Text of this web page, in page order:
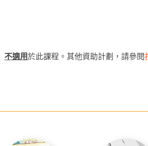
不適用於此課程。其他資助計劃，請參閱